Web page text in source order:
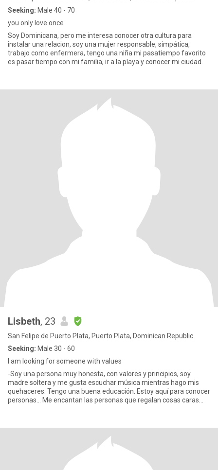
Seeking: Male 40 - 70
you only love once
Soy Dominicana, pero me interesa conocer otra cultura para
instalar una relacion, soy una mujer responsable, simpática,
trabajo como enfermera, tengo una niña mi pasatiempo favorito
es pasar tiempo con mi familia, ir a la playa y conocer mi ciudad.
Lisbeth, 23
San Felipe de Puerto Plata, Puerto Plata, Dominican Republic
Seeking: Male 30 - 60
I am looking for someone with values
-Soy una persona muy honesta, con valores y principios, soy
madre soltera y me gusta escuchar música mientras hago mis
quehaceres. Tengo una buena educación. Estoy aquí para conocer
personas… Me encantan las personas que regalan cosas caras